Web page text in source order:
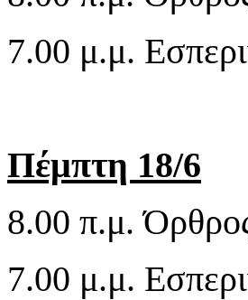
7.00 μ.μ.
Πέμπτη 18/6
8.00 π.μ.
7.00 μ.μ.